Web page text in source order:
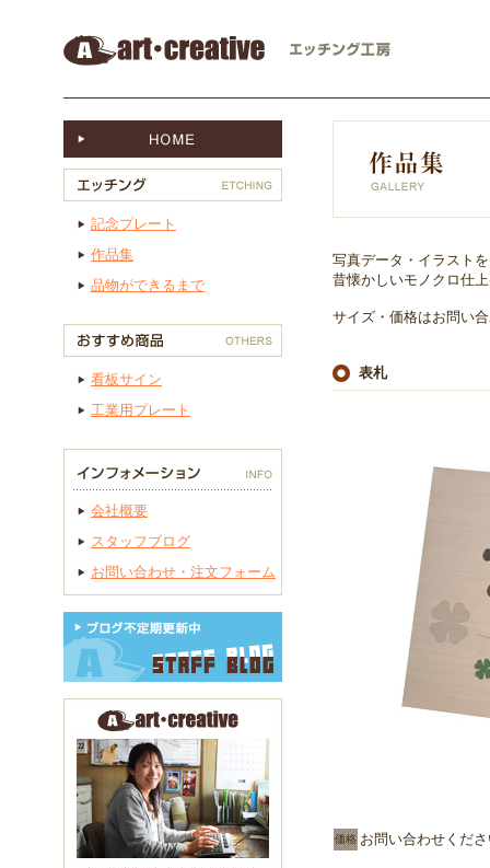
記念プレート
作品集
品物ができるまで
看板サイン
工業用プレート
会社概要
スタッフブログ
お問い合わせ・注文フォーム
写真データ・イラスト
昔懐かしいモノクロ仕
サイズ・価格はお問い
表札
価格 お問い合わせくだ